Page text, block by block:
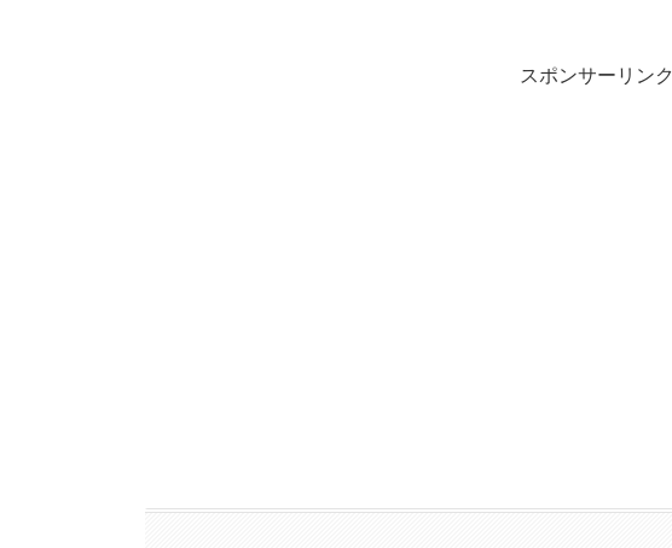
スポンサーリンク